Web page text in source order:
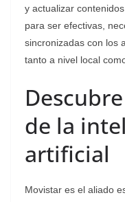
y actualizar
para ser efectivas,
sincronizadas con los
tanto a nivel local
de la
artificial
Movistar es el aliado